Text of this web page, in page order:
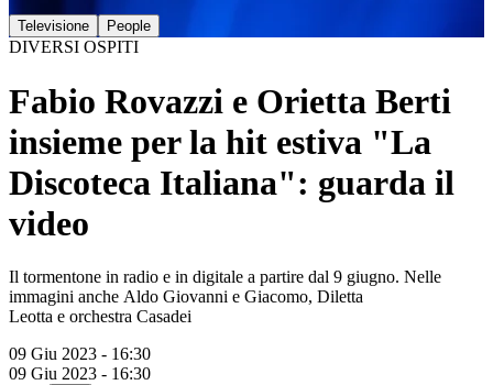
Televisione People
DIVERSI OSPITI
Fabio Rovazzi e Orietta Berti
insieme per la hit estiva "La
Discoteca Italiana": guarda il
video
Il tormentone in radio e in digitale a partire dal 9 giugno. Nelle
immagini anche Aldo Giovanni e Giacomo, Diletta
Leotta e orchestra Casadei
09 Giu 2023 - 16:30
09 Giu 2023 - 16:30